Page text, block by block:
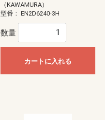
（KAWAMURA）
型番： EN2D6240-3H
数量
カートに入れる